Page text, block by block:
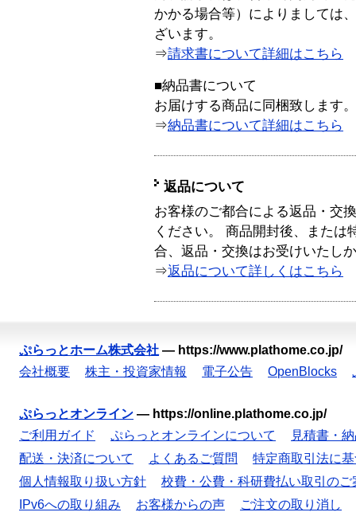
かかる場合等）によりましては
ざいます。
⇒請求書について詳細はこちら
■納品書について
お届けする商品に同梱致します。
⇒納品書について詳細はこちら
返品について
お客様のご都合による返品・交
ください。 商品開封後、または
合、返品・交換はお受けいたし
⇒返品について詳しくはこちら
ぷらっとホーム株式会社 — https://www.plathome.co.jp/
会社概要
株主・投資家情報 電子公告 OpenBlocks
ぷらっとオンライン — https://online.plathome.co.jp/
ご利用ガイド
ぷらっとオンラインについて
見積書・
配送・決済について
よくあるご質問
特定商取引法に
個人情報取り扱い方針
校費・公費・科研費払い取引のご
IPv6への取り組み
お客様からの声 ご注文の取り消し